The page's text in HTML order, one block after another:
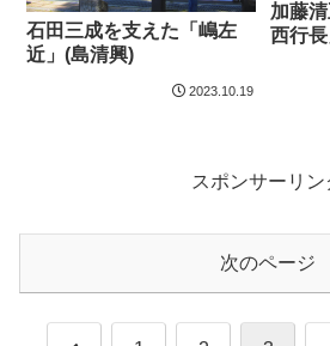
石田三成を支えた「嶋左
近」(島清興)
2023.10.19
加藤
西行長
スポンサーリン
次のページ